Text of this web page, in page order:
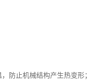
防止机械结构产生热变形；